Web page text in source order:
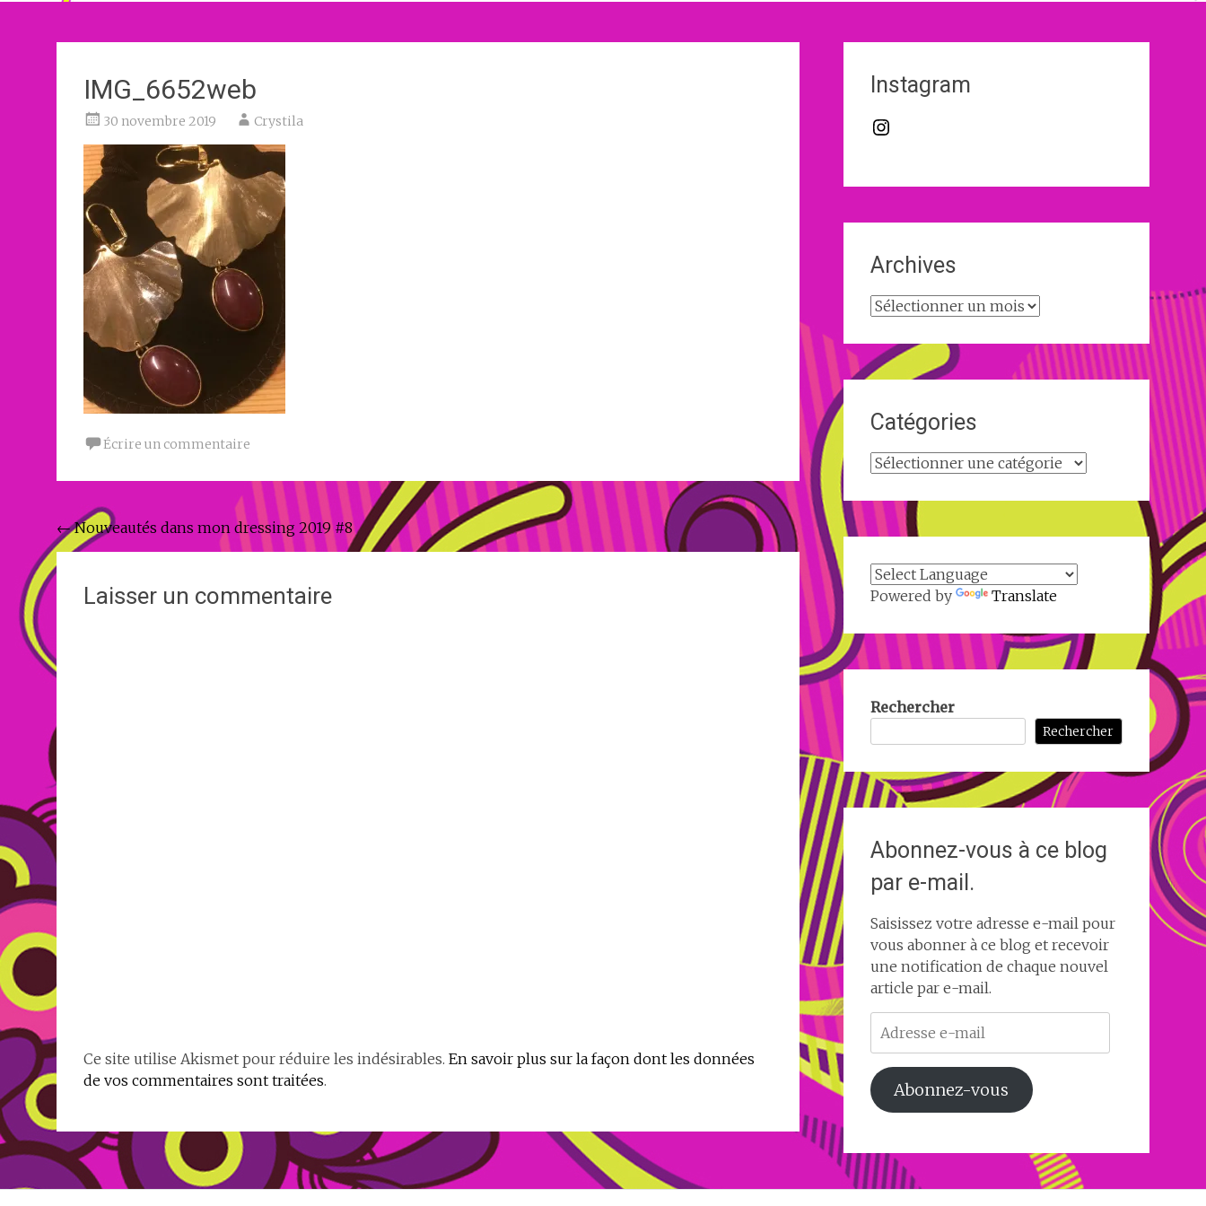
IMG_6652web
30 novembre 2019 Crystila
Écrire un commentaire
Navigation
de
l'article
←Nouveautés dans mon dressing 2019 #8
Laisser un commentaire
Ce site utilise Akismet pour réduire les indésirables. En savoir plus sur la façon dont les données
de vos commentaires sont traitées.
Instagram
Instagram
Archives
Archives
Catégories
Catégories
Powered by Translate
Rechercher
Rechercher
Abonnez-vous à ce blog
par e-mail.
Saisissez votre adresse e-mail pour
vous abonner à ce blog et recevoir
une notification de chaque nouvel
article par e-mail.
Adresse
e-
mail
Abonnez-vous